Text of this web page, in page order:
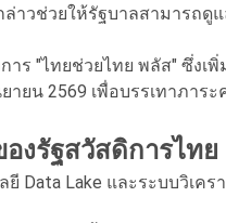
าวช่วยให้รัฐบาลสามารถดู
ร "ไทยช่วยไทย พลัส" ซึ่งเ
ายน 2569 เพื่อบรรเทาภา
งรัฐสวัสดิการไทย
Data Lake และระบบวิเค